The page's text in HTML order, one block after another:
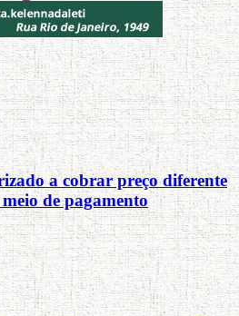
a cobrar preço diferente
de pagamento